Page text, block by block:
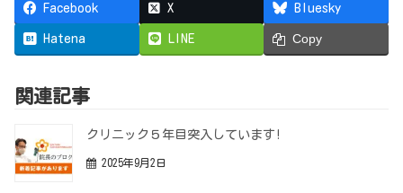
Facebook X Bluesky
Hatena LINE Copy
関連記事
クリニック５年目突入しています!
2025年9月2日